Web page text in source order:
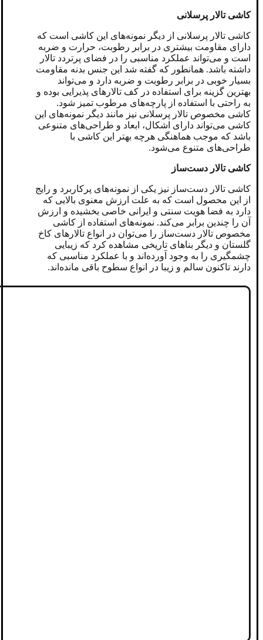
کاشی تالار پرسلانی
کاشی تالار پرسلانی از دیگر نمونه‌های این کاشی است که
دارای مقاومت بیشتری در برابر رطوبت، حرارت و ضربه
است و می‌تواند عملکرد مناسبی را در فضای پرتردد تالار
داشته باشد. همانطور که گفته شد این جنس بدنه مقاومت
بسیار خوبی در برابر رطوبت و ضربه دارد و می‌تواند
بهترین گزینه برای استفاده در کف تالارهای پذیرایی بوده و
به راحتی با استفاده از پارچه‌های مرطوب تمیز شود.
کاشی مخصوص تالار پرسلانی نیز مانند دیگر نمونه‌های این
کاشی می‌تواند دارای اشکال، ابعاد و طراحی‌های متنوعی
باشد که موجب هماهنگی هرچه بهتر این کاشی با
طراحی‌های متنوع می‌شود.
کاشی تالار دست‌ساز
کاشی تالار دست‌ساز نیز یکی از نمونه‌های پرکاربرد و رایج
از این محصول است که به علت ارزش معنوی بالایی که
دارد به فضا هویت سنتی و ایرانی خاصی بخشیده و ارزش
آن را چندین برابر می‌کند. نمونه‌های استفاده از کاشی
مخصوص تالار دست‌ساز را می‌توان در انواع تالارهای کاخ
گلستان و دیگر بناهای تاریخی مشاهده کرد که زیبایی
چشمگیری را به وجود آورده‌اند و با عملکرد مناسبی که
دارند تاکنون سالم و زیبا در انواع سطوح باقی مانده‌اند.